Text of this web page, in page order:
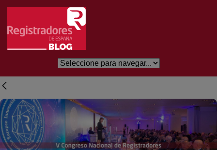
Salta al contingut principal